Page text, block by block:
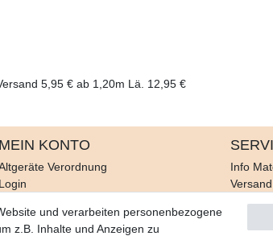
5,95 € ab 1,20m Lä. 12,95 €
MEIN KONTO
Verordnung
Login
Info
Versand
und verarbeiten personenbezogene
z.B. Inhalte und Anzeigen zu